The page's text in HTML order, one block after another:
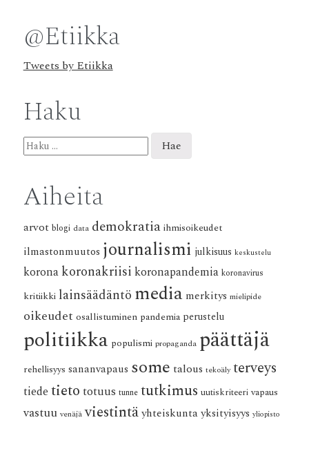
@Etiikka
Tweets by Etiikka
Haku
Haku:
Aiheita
arvot blogi data demokratia ihmisoikeudet
ilmastonmuutos journalismi julkisuus keskustelu
korona koronakriisi koronapandemia koronavirus
kritiikki lainsäädäntö media merkitys mielipide
oikeudet osallistuminen pandemia perustelu
politiikka populismi propaganda päättäjä
rehellisyys sananvapaus some talous tekoäly terveys
tiede tieto totuus tunne tutkimus uutiskriteeri vapaus
vastuu venäjä viestintäyhteiskuntayksityisyys yliopisto